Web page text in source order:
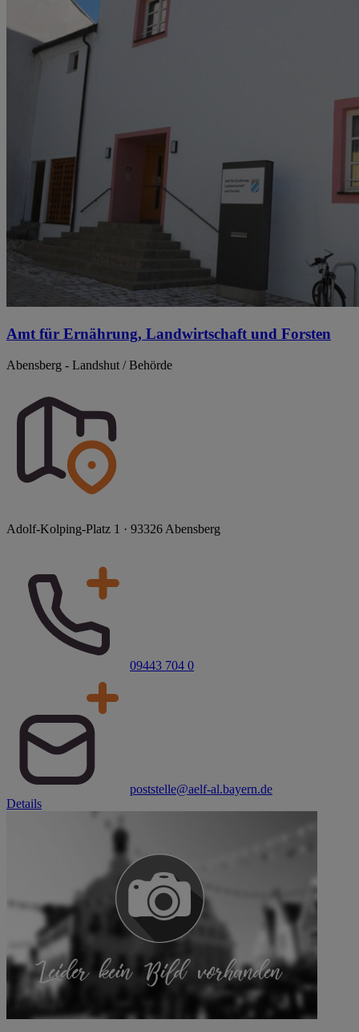
Amt für Ernährung, Landwirtschaft und Forsten
Abensberg - Landshut / Behörde
Adolf-Kolping-Platz 1 · 93326 Abensberg
09443 704 0
poststelle@aelf-al.bayern.de
Details